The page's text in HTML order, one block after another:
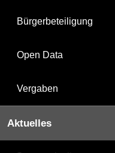
Bürgerbeteiligung
Open Data
Vergaben
Aktuelles